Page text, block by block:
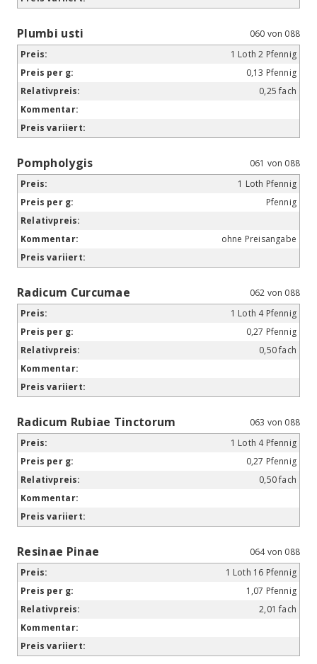
Plumbi usti
060 von 088
1 Loth 2 Pfennig
0,13 Pfennig
0,25 fach
Pompholygis
061 von 088
1 Loth Pfennig
Pfennig
ohne Preisangabe
Radicum Curcumae
062 von 088
1 Loth 4 Pfennig
0,27 Pfennig
0,50 fach
Radicum Rubiae Tinctorum
063 von 088
1 Loth 4 Pfennig
0,27 Pfennig
0,50 fach
Resinae Pinae
064 von 088
1 Loth 16 Pfennig
1,07 Pfennig
2,01 fach